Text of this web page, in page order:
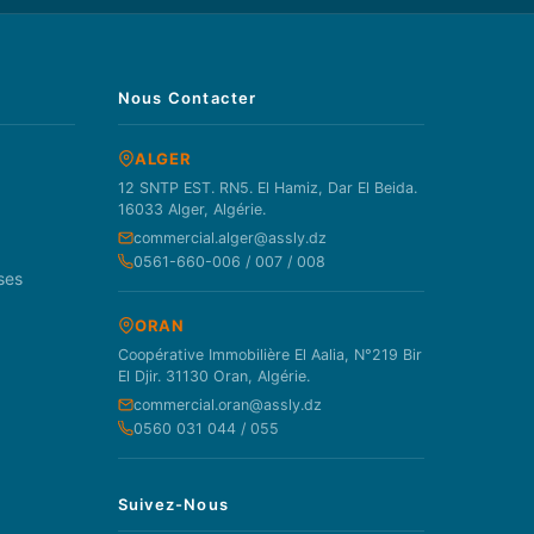
Nous Contacter
ALGER
12 SNTP EST. RN5. El Hamiz, Dar El Beida.
16033 Alger, Algérie.
commercial.alger@assly.dz
0561-660-006 / 007 / 008
ORAN
Coopérative Immobilière El Aalia, N°219 Bir
El Djir. 31130 Oran, Algérie.
commercial.oran@assly.dz
0560 031 044 / 055
Suivez-Nous